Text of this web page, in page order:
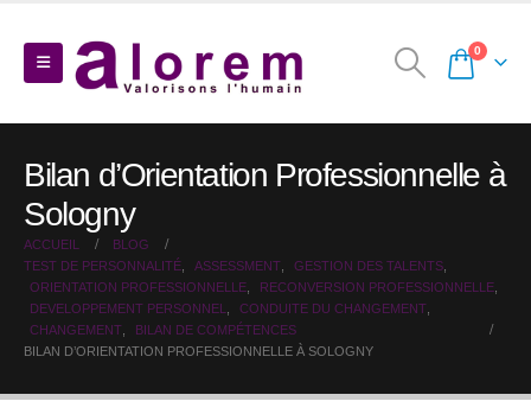
0
Bilan d’Orientation Professionnelle à
Sologny
ACCUEIL
BLOG
TEST DE PERSONNALITÉ
ASSESSMENT GESTION DES TALENTS
ORIENTATION PROFESSIONNELLE
RECONVERSION PROFESSIONNELLE
DEVELOPPEMENT PERSONNEL
CONDUITE DU CHANGEMENT
CHANGEMENT
BILAN DE COMPÉTENCES
BILAN D’ORIENTATION PROFESSIONNELLE À SOLOGNY